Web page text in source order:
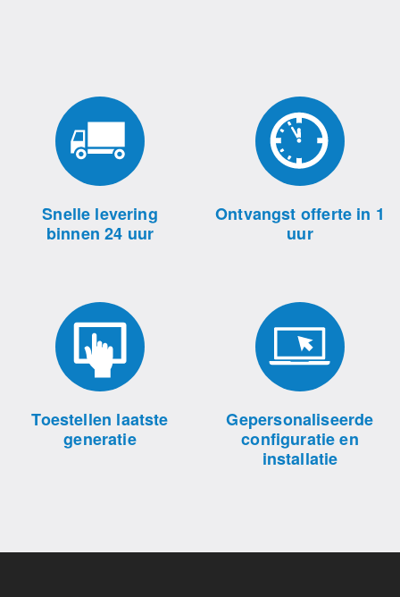
Snelle levering
binnen 24 uur
Ontvangst offerte in 1
uur
Toestellen laatste
generatie
Gepersonaliseerde
configuratie en
installatie